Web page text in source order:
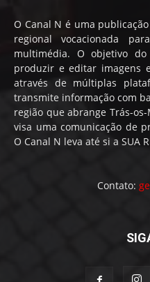
O Canal N é uma
regional vocacionada
multimédia. O objetivo
produzir e editar imagens
através de múltiplas
transmite informação com
região que abrange Trás-
visa uma comunicação de
O Canal N leva até si a SUA
Contato: